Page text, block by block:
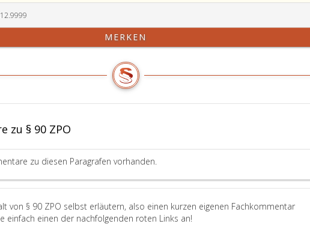
MERKEN
zu § 90 ZPO
zu diesen Paragrafen vorhanden.
von § 90 ZPO selbst erläutern, also einen kurzen eigenen Fachkommentar
einfach einen der nachfolgenden roten Links an!